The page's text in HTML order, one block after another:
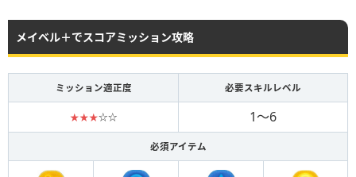
メイベル＋でスコアミッション攻略
ミッション適正度 必要スキルレベル
★★★☆☆ 1～6
必須アイテム